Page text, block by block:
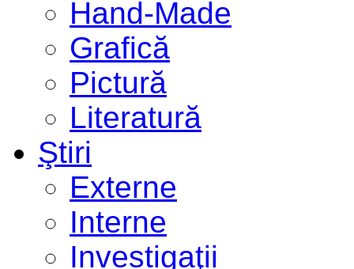
Hand-Made
Grafică
Pictură
Literatură
Ştiri
Externe
Interne
Investigaţii